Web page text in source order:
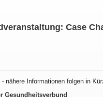
Case
nähere Informationen folgen in
Gesundheitsverbund